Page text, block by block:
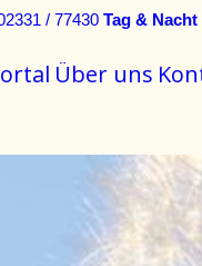
/ 77430 Tag & Nacht
Über uns